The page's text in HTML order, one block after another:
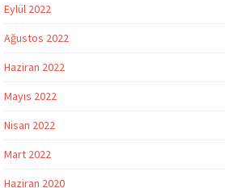
Eylül 2022
Ağustos 2022
Haziran 2022
Mayıs 2022
Nisan 2022
Mart 2022
Haziran 2020